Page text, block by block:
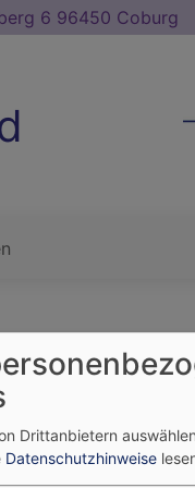
6 96450 Coburg
Drittanbietern
Datenschutzhinweise